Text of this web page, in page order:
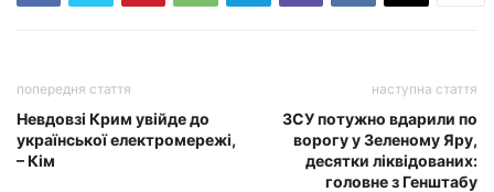
попередня стаття
Невдовзі Крим увійде до
української електромережі,
– Кім
наступна стаття
ЗСУ потужно вдарили по
ворогу у Зеленому Яру,
десятки ліквідованих:
головне з Генштабу